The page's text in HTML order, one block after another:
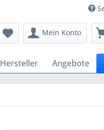
Mein Konto
Hersteller Angebote